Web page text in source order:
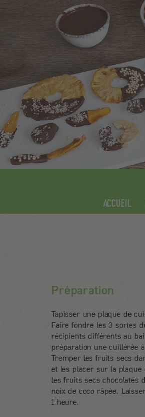
ACCUEIL
Préparation
Tapisser une plaque de
Faire fondre les 3 sortes
récipients différents au
préparation une cuillérée
Tremper les fruits secs
et les placer sur la
les fruits secs chocolatés
noix de coco râpée.
1 heure.